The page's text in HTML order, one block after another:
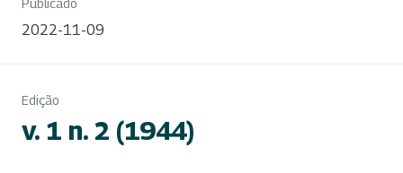
2022-11-09
Edição
v. 1 n. 2 (1944)